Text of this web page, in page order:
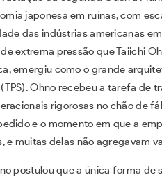
japonesa em ruínas, com
das indústrias americanas
extrema pressão que Taiichi
emergiu como o grande
Ohno recebeu a tarefa de
rigorosas no chão de
e o momento em que a
e muitas delas não agregavam
postulou que a única forma